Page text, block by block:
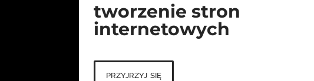
tworzenie stron
internetowych
przyjrzyj się